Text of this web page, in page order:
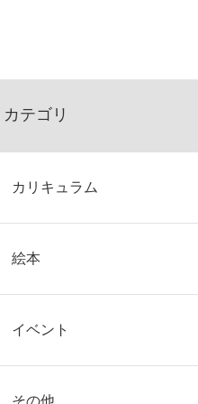
カテゴリ
カリキュラム
絵本
イベント
その他